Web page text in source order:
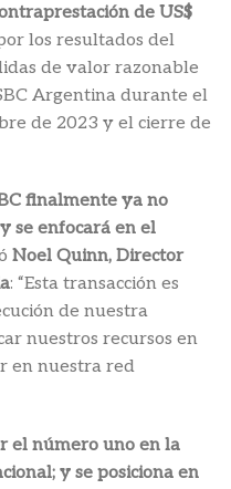
de US$
los resultados del
de valor razonable
Argentina durante el
de 2023 y el cierre de
finalmente ya no
se enfocará en el
Noel Quinn, Director
: “Esta transacción es
de nuestra
nuestros recursos en
en nuestra red
el número uno en la
y se posiciona en